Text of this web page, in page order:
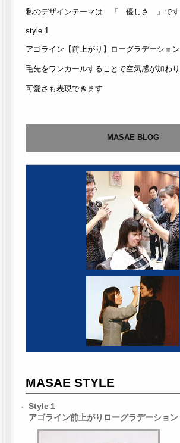
私のデザインテーマは 『 優しさ 』です
style 1
アゴライン【前上がり】ローグラデーション
毛先をワンカールすることで空気感が加わり
可愛さも表現できます
MASAE BLOG
MASAE STYLE
Style１
アゴライン前上がりローグラデーション